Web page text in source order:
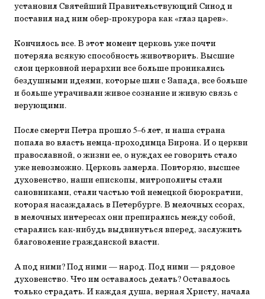
установил Святейший Правительствующий Синод и
поставил над ним обер-прокурора как «глаз царев».
Кончилось все. В этот момент церковь уже почти
потеряла всякую способность животворить. Высшие
слои церковной иерархии все больше проникались
бездушными идеями, которые шли с Запада, все больше
и больше утрачивали живое сознание и живую связь с
верующими.
После смерти Петра прошло 5–6 лет, и наша страна
попала во власть немца-проходимца Бирона. И о церкви
православной, о жизни ее, о нуждах ее говорить стало
уже невозможно. Церковь замерла. Повторяю, высшее
духовенство, наши епископы, митрополиты стали
сановниками, стали частью той немецкой бюрократии,
которая насаждалась в Петербурге. В мелочных ссорах,
в мелочных интересах они препирались между собой,
старались как-нибудь выдвинуться вперед, заслужить
благоволение гражданской власти.
А под ними? Под ними — народ. Под ними — рядовое
духовенство. Что им оставалось делать? Оставалось
только страдать. И каждая душа, верная Христу, начала